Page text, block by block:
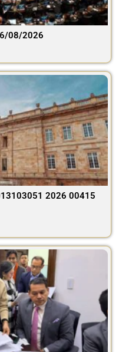
08/2026
2026 00415